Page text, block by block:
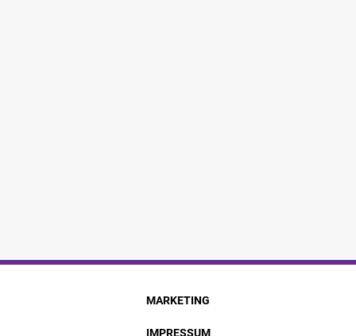
MARKETING
IMPRESSUM